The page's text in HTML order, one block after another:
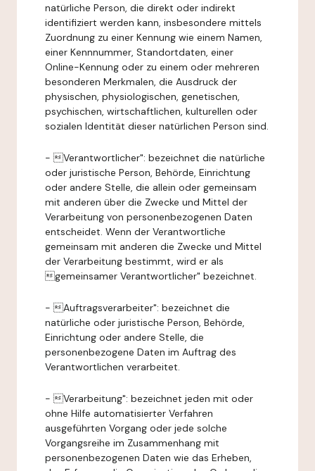
natürliche Person, die direkt oder indirekt
identifiziert werden kann, insbesondere mittels
Zuordnung zu einer Kennung wie einem Namen,
einer Kennnummer, Standortdaten, einer
Online-Kennung oder zu einem oder mehreren
besonderen Merkmalen, die Ausdruck der
physischen, physiologischen, genetischen,
psychischen, wirtschaftlichen, kulturellen oder
sozialen Identität dieser natürlichen Person sind.
- Verantwortlicher": bezeichnet die natürliche
oder juristische Person, Behörde, Einrichtung
oder andere Stelle, die allein oder gemeinsam
mit anderen über die Zwecke und Mittel der
Verarbeitung von personenbezogenen Daten
entscheidet. Wenn der Verantwortliche
gemeinsam mit anderen die Zwecke und Mittel
der Verarbeitung bestimmt, wird er als
gemeinsamer Verantwortlicher" bezeichnet.
- Auftragsverarbeiter": bezeichnet die
natürliche oder juristische Person, Behörde,
Einrichtung oder andere Stelle, die
personenbezogene Daten im Auftrag des
Verantwortlichen verarbeitet.
- Verarbeitung": bezeichnet jeden mit oder
ohne Hilfe automatisierter Verfahren
ausgeführten Vorgang oder jede solche
Vorgangsreihe im Zusammenhang mit
personenbezogenen Daten wie das Erheben,